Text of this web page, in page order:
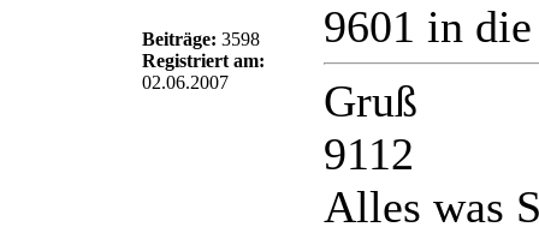
Beiträge: 3598
Registriert am:
02.06.2007
9601 in
Gruß
9112
Alles was